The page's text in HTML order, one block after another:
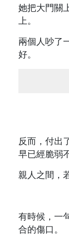
她把大門關
上。
兩個人吵了
好。
反而，付出
早已經脆弱
親人之間，
有時候，一
合的傷口。